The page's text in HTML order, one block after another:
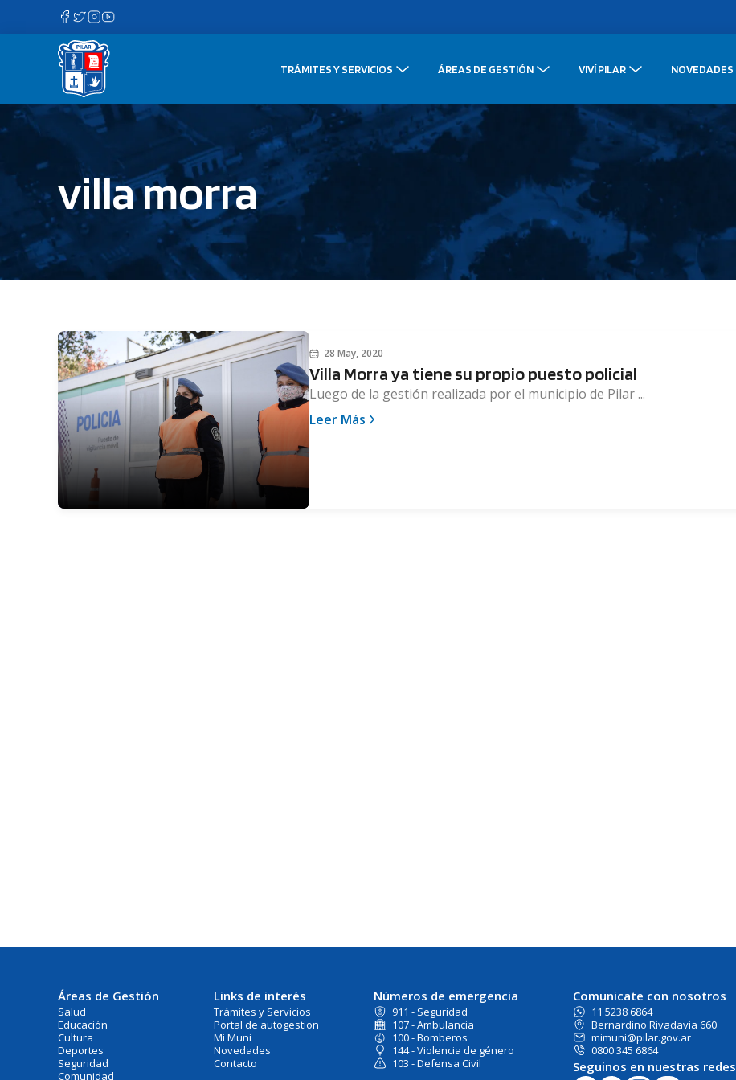
contenido
TRÁMITES Y SERVICIOS ÁREAS DE GESTIÓN VIVÍ PILAR NOVEDADES
villa morra
28 May, 2020
Villa Morra ya tiene su propio puesto policial
Luego de la gestión realizada por el municipio de Pilar ...
Leer Más
Áreas de Gestión
Salud
Educación
Cultura
Deportes
Seguridad
Comunidad
Links de interés
Trámites y Servicios
Portal de autogestion
Mi Muni
Novedades
Contacto
Números de emergencia
911 - Seguridad
107 - Ambulancia
100 - Bomberos
144 - Violencia de género
103 - Defensa Civil
Comunicate con nosotros
11 5238 6864
Bernardino Rivadavia 660
mimuni@pilar.gov.ar
0800 345 6864
Seguinos en nuestras redes